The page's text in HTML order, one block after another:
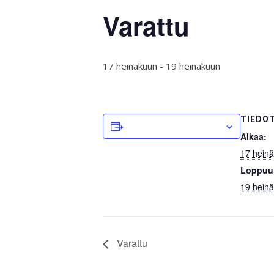
Varattu
17 heinäkuun - 19 heinäkuun
TIEDOT
Alkaa:
17
19
Varattu